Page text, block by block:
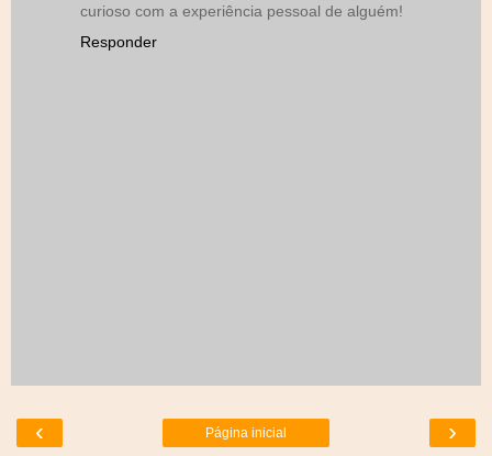
curioso com a experiência pessoal de alguém!
Responder
‹ ›
Página inicial